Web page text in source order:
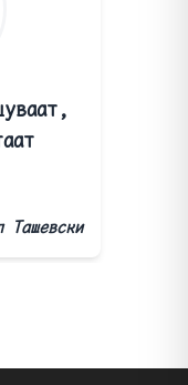
Ташевски